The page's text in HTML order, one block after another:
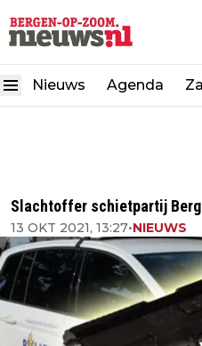
Nieuws Agenda
Slachtoffer schietpartij
13 OKT 2021, 13:27•NIEUWS